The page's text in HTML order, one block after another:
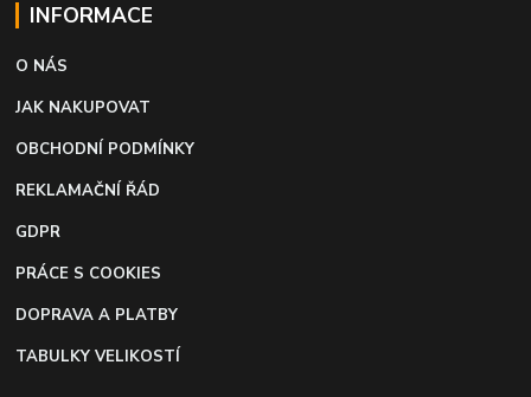
INFORMACE
O NÁS
JAK NAKUPOVAT
OBCHODNÍ PODMÍNKY
REKLAMAČNÍ ŘÁD
GDPR
PRÁCE S COOKIES
DOPRAVA A PLATBY
TABULKY VELIKOSTÍ